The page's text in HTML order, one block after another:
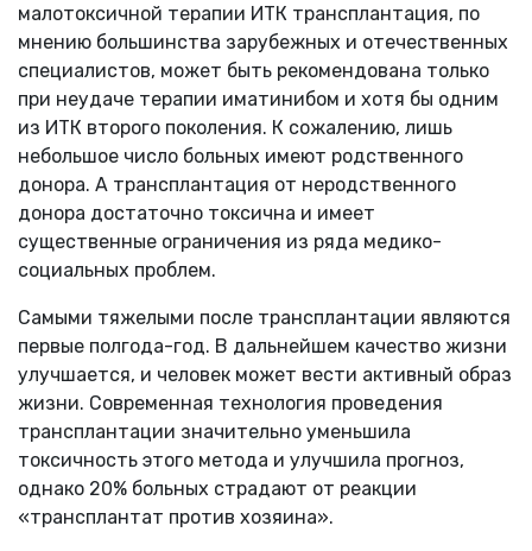
малотоксичной терапии ИТК трансплантация, по
мнению большинства зарубежных и отечественных
специалистов, может быть рекомендована только
при неудаче терапии иматинибом и хотя бы одним
из ИТК второго поколения. К сожалению, лишь
небольшое число больных имеют родственного
донора. А трансплантация от неродственного
донора достаточно токсична и имеет
существенные ограничения из ряда медико-
социальных проблем.
Самыми тяжелыми после трансплантации являются
первые полгода-год. В дальнейшем качество жизни
улучшается, и человек может вести активный образ
жизни. Современная технология проведения
трансплантации значительно уменьшила
токсичность этого метода и улучшила прогноз,
однако 20% больных страдают от реакции
«трансплантат против хозяина».